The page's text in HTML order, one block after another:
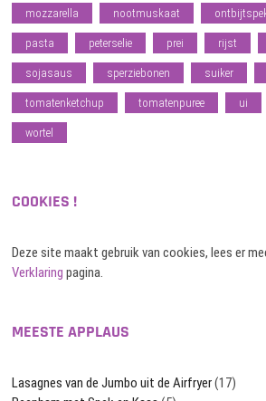
mozzarella nootmuskaat
pasta peterselie prei rijst
sojasaus sperziebonen suiker
tomatenketchup tomatenpuree ui
wortel
COOKIES !
Deze site maakt gebruik van cookies, lees er
Verklaring pagina.
MEESTE APPLAUS
Lasagnes van de Jumbo uit de Airfryer(17)